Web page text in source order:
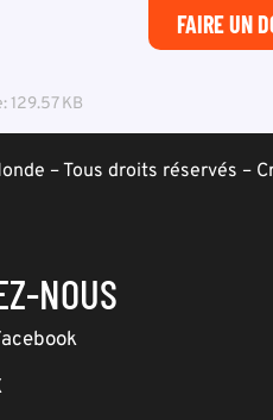
FAIRE UN
129.57 KB
– Tous droits réservés –
NOUS